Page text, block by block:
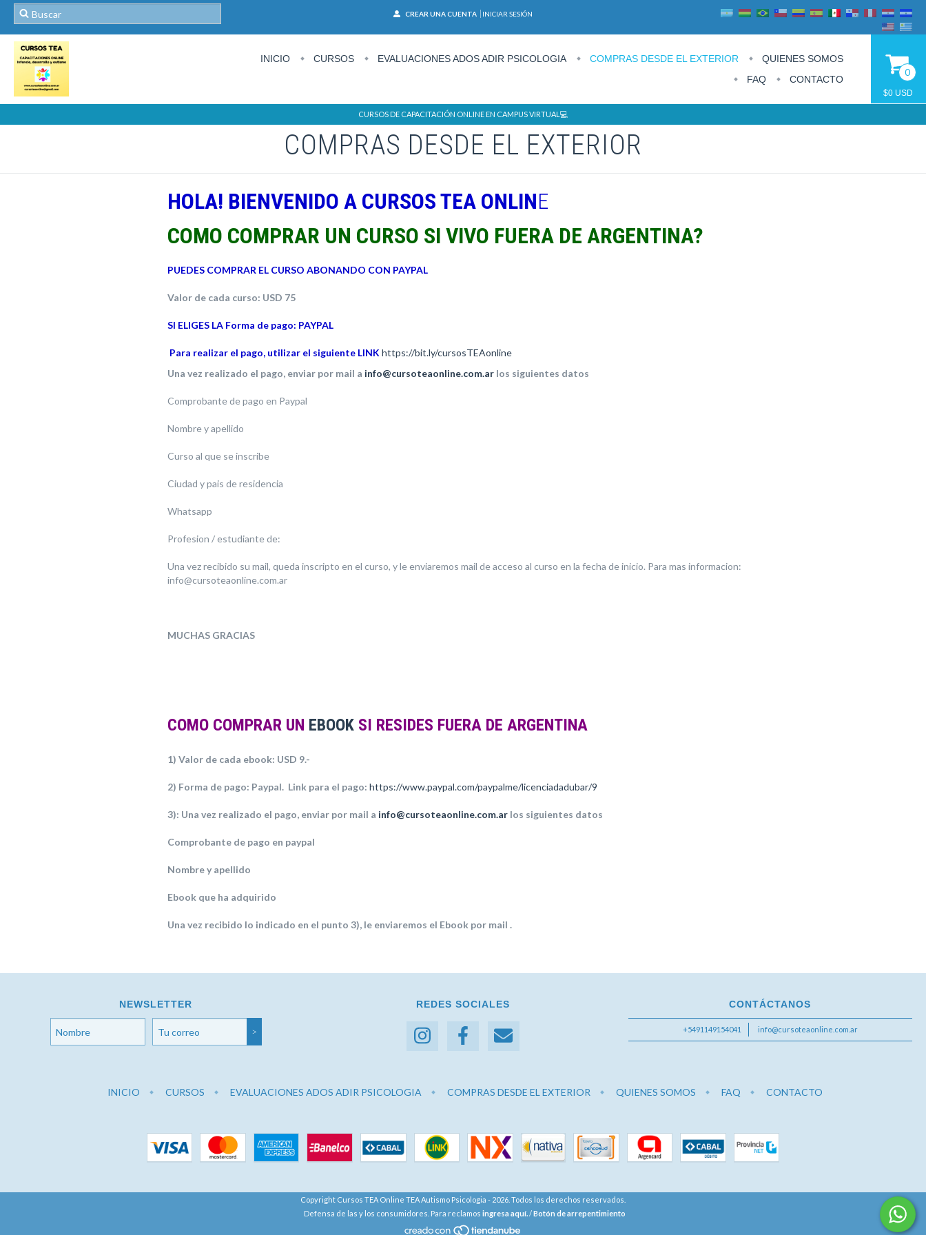
CREAR UNA CUENTA INICIAR SESIÓN
INICIO CURSOS EVALUACIONES ADOS ADIR PSICOLOGIA COMPRAS DESDE EL EXTERIOR
QUIENES SOMOS
FAQ
CONTACTO
0
$0 USD
CURSOS DE CAPACITACIÓN ONLINE EN CAMPUS VIRTUAL💻
COMPRAS DESDE EL EXTERIOR
HOLA! BIENVENIDO A CURSOS TEA ONLINE
COMO COMPRAR UN CURSO SI VIVO FUERA DE ARGENTINA?
PUEDES COMPRAR EL CURSO ABONANDO CON PAYPAL
Valor de cada curso: USD 75
SI ELIGES LA Forma de pago: PAYPAL
Para realizar el pago, utilizar el siguiente LINK https://bit.ly/cursosTEAonline
Una vez realizado el pago, enviar por mail a info@cursoteaonline.com.arlos siguientes datos
Comprobante de pago en Paypal
Nombre y apellido
Curso al que se inscribe
Ciudad y pais de residencia
Whatsapp
Profesion / estudiante de:
Una vez recibido su mail, queda inscripto en el curso, y le enviaremos mail de acceso al curso en la fecha de inicio. Para mas informacion:
info@cursoteaonline.com.ar
MUCHAS GRACIAS
COMO COMPRAR UN EBOOK SI RESIDES FUERA DE ARGENTINA
1) Valor de cada ebook: USD 9.-
2) Forma de pago: Paypal. Link para el pago: https://www.paypal.com/paypalme/licenciadadubar/9
3): Una vez realizado el pago, enviar por mail a info@cursoteaonline.com.arlos siguientes datos
Comprobante de pago en paypal
Nombre y apellido
Ebook que ha adquirido
Una vez recibido lo indicado en el punto 3), le enviaremos el Ebook por mail .
NEWSLETTER REDES SOCIALES CONTÁCTANOS
+5491149154041 info@cursoteaonline.com.ar
INICIO CURSOS EVALUACIONES ADOS ADIR PSICOLOGIA COMPRAS DESDE EL EXTERIOR QUIENES SOMOS FAQ CONTACTO
Copyright Cursos TEA Online TEA Autismo Psicologia - 2026. Todos los derechos reservados.
Defensa de las y los consumidores. Para reclamos ingresa aquí./Botón de arrepentimiento